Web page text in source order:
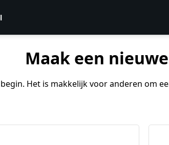
Maak een
Het is makkelijk voor anderen om